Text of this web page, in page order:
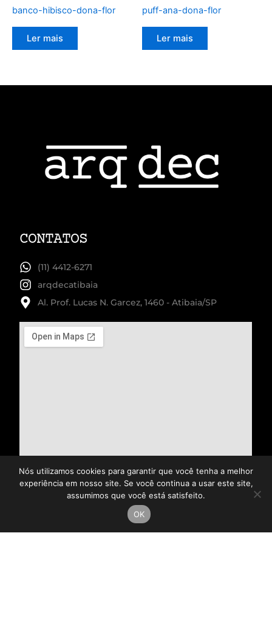
banco-hibisco-dona-flor
Ler mais
puff-ana-dona-flor
Ler mais
CONTATOS
(11) 4412-6271
arqdecatibaia
Al. Prof. Lucas N. Garcez, 1460 - Atibaia/SP
Nós utilizamos cookies para garantir que você tenha a melhor
experiência em nosso site. Se você continua a usar este site,
assumimos que você está satisfeito.
OK